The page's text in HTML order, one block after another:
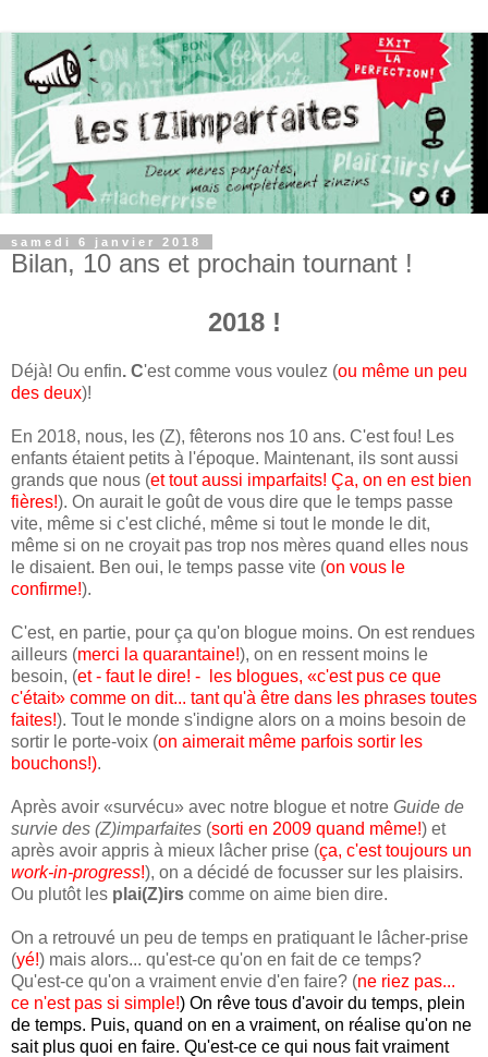
samedi 6 janvier 2018
Bilan, 10 ans et prochain tournant !
2018 !
Déjà! Ou enfin. C'est comme vous voulez (ou même un peu
des deux)!
En 2018, nous, les (Z), fêterons nos 10 ans. C'est fou! Les
enfants étaient petits à l'époque. Maintenant, ils sont aussi
grands que nous (et tout aussi imparfaits! Ça, on en est bien
fières!). On aurait le goût de vous dire que le temps passe
vite, même si c'est cliché, même si tout le monde le dit,
même si on ne croyait pas trop nos mères quand elles nous
le disaient. Ben oui, le temps passe vite (on vous le
confirme!).
C'est, en partie, pour ça qu'on blogue moins. On est rendues
ailleurs (merci la quarantaine!), on en ressent moins le
besoin, (et - faut le dire! - les blogues, «c'est pus ce que
c'était» comme on dit... tant qu'à être dans les phrases toutes
faites!). Tout le monde s'indigne alors on a moins besoin de
sortir le porte-voix (on aimerait même parfois sortir les
bouchons!).
Après avoir «survécu» avec notre blogue et notre Guide de
survie des (Z)imparfaites (sorti en 2009 quand même!) et
après avoir appris à mieux lâcher prise (ça, c'est toujours un
work-in-progress!), on a décidé de focusser sur les plaisirs.
Ou plutôt les plai(Z)irs comme on aime bien dire.
On a retrouvé un peu de temps en pratiquant le lâcher-prise
(yé!) mais alors... qu'est-ce qu'on en fait de ce temps?
Qu'est-ce qu'on a vraiment envie d'en faire? (ne riez pas...
ce n'est pas si simple!) On rêve tous d'avoir du temps, plein
de temps. Puis, quand on en a vraiment, on réalise qu'on ne
sait plus quoi en faire. Qu'est-ce ce qui nous fait vraiment